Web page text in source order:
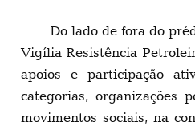
Do lado de fora do
Vigília Resistência
apoios e participação
categorias, organizações
movimentos sociais, na